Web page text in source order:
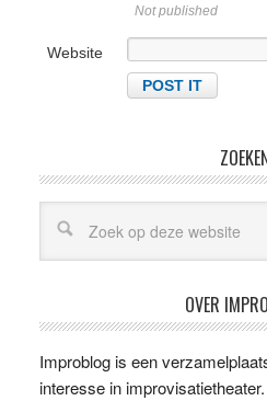
Not published
Website
OVER
Improblog is een
interesse in